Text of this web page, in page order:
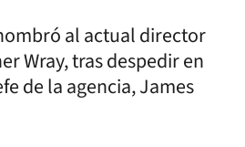
al actual director
Wray, tras despedir en
de la agencia, James